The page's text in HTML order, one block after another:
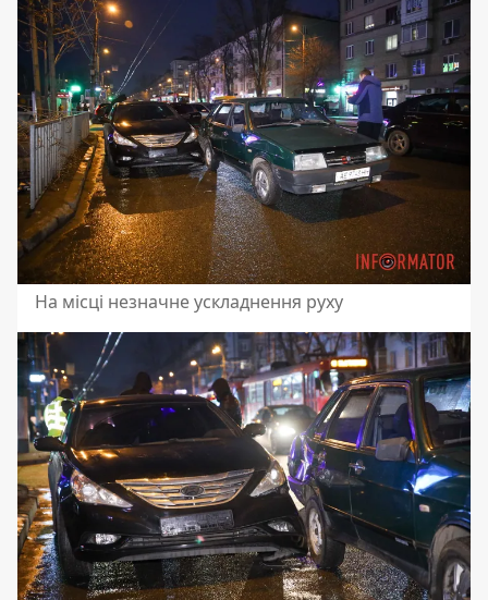
На місці незначне ускладнення руху